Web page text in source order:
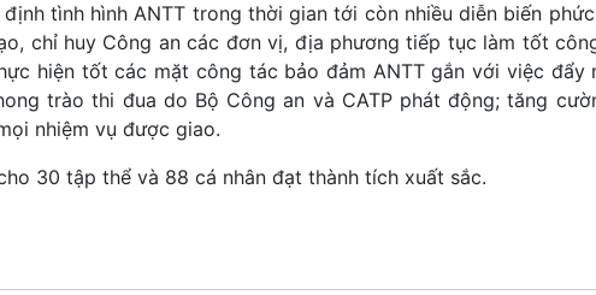
tình hình ANTT trong thời gian tới còn nhiều diễn biến
chỉ huy Công an các đơn vị, địa phương tiếp tục làm tốt
hiện tốt các mặt công tác bảo đảm ANTT gắn với việc đẩy
trào thi đua do Bộ Công an và CATP phát động; tăng
nhiệm vụ được giao.
30 tập thể và 88 cá nhân đạt thành tích xuất sắc.